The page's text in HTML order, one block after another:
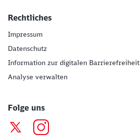
Rechtliches
Impressum
Datenschutz
Information zur digitalen Barrierefreiheit
Analyse verwalten
Folge uns